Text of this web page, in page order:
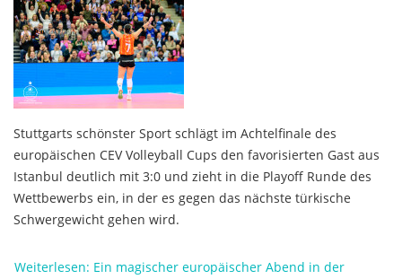
Stuttgarts schönster Sport schlägt im Achtelfinale des
europäischen CEV Volleyball Cups den favorisierten Gast aus
Istanbul deutlich mit 3:0 und zieht in die Playoff Runde des
Wettbewerbs ein, in der es gegen das nächste türkische
Schwergewicht gehen wird.
Weiterlesen: Ein magischer europäischer Abend in der